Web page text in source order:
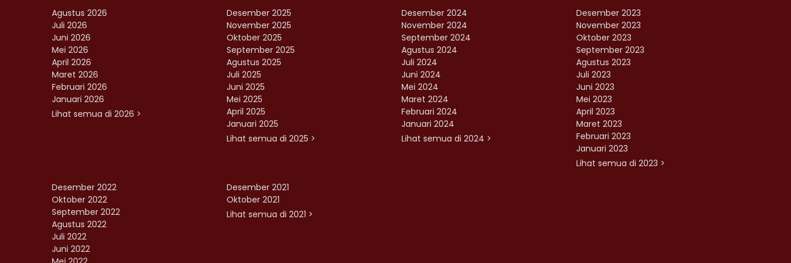
Agustus 2026
Juli 2026
Juni 2026
Mei 2026
April 2026
Maret 2026
Februari 2026
Januari 2026
Lihat semua di 2026 >
Desember 2025
November 2025
Oktober 2025
September 2025
Agustus 2025
Juli 2025
Juni 2025
Mei 2025
April 2025
Januari 2025
Lihat semua di 2025 >
Desember 2024
November 2024
September 2024
Agustus 2024
Juli 2024
Juni 2024
Mei 2024
Maret 2024
Februari 2024
Januari 2024
Lihat semua di 2024 >
Desember 2023
November 2023
Oktober 2023
September 2023
Agustus 2023
Juli 2023
Juni 2023
Mei 2023
April 2023
Maret 2023
Februari 2023
Januari 2023
Lihat semua di 2023 >
Desember 2022
Oktober 2022
September 2022
Agustus 2022
Juli 2022
Juni 2022
Desember 2021
Oktober 2021
Lihat semua di 2021 >